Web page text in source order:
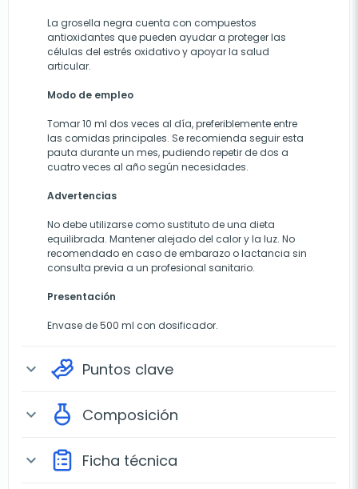
La grosella negra cuenta con compuestos
antioxidantes que pueden ayudar a proteger las
células del estrés oxidativo y apoyar la salud
articular.
Modo de empleo
Tomar 10 ml dos veces al día, preferiblemente entre
las comidas principales. Se recomienda seguir esta
pauta durante un mes, pudiendo repetir de dos a
cuatro veces al año según necesidades.
Advertencias
No debe utilizarse como sustituto de una dieta
equilibrada. Mantener alejado del calor y la luz. No
recomendado en caso de embarazo o lactancia sin
consulta previa a un profesional sanitario.
Presentación
Envase de 500 ml con dosificador.
expand_more Puntos clave
expand_more Composición
expand_more Ficha técnica